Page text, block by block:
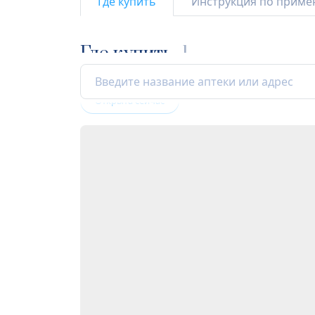
Где купить 1
Открыта сейчас